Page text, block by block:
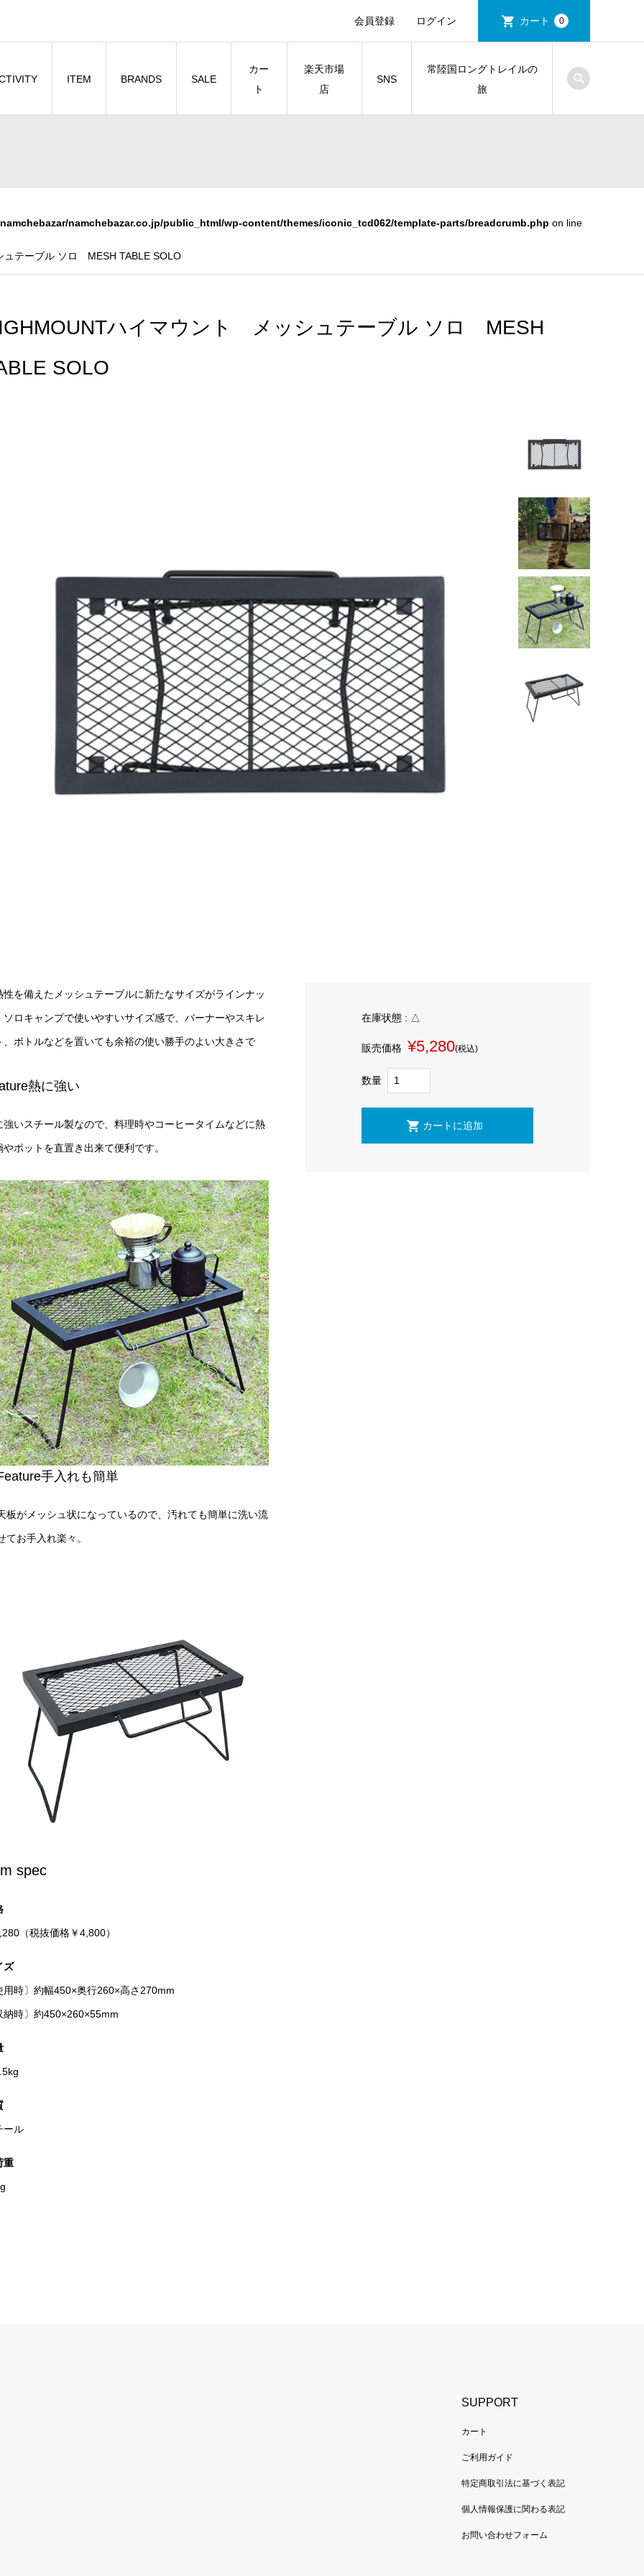
会員登録 ログイン カート 0
ITEM BRANDS SALE
カー
ト
楽天市場
店
SNS
常陸国ロングトレイルの
旅
namchebazar.co.jp/public_html/wp-content/themes/iconic_tcd062/template-parts/breadcrumb.php on line
テーブル ソロ MESH TABLE SOLO
ハイマウント メッシュテーブル ソロ MESH
SOLO
性を備えたメッシュテーブルに新たなサイズがラインナッ
ソロキャンプで使いやすいサイズ感で、バーナーやスキレ
、ボトルなどを置いても余裕の使い勝手のよい大きさで
熱に強い
強いスチール製なので、料理時やコーヒータイムなどに熱
やポットを直置き出来て便利です。
手入れも簡単
板がメッシュ状になっているので、汚れても簡単に洗い流
てお手入れ楽々。
spec
（税抜価格￥4,800）
ズ
用時〕約幅450×奥行260×高さ270mm
納時〕約450×260×55mm
ール
重
在庫状態 : △
販売価格 ¥5,280(税込)
数量
SUPPORT
カート
ご利用ガイド
特定商取引法に基づく表記
個人情報保護に関わる表記
お問い合わせフォーム